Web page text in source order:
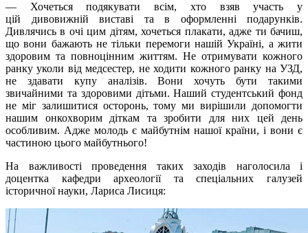
— Хочеться подякувати всім, хто взяв участь у
цій дивовижній виставі та в оформленні подарунків.
Дивлячись в очі цим дітям, хочеться плакати, адже ти бачиш,
що вони бажають не тільки перемоги нашій Україні, а жити
здоровим та повноцінним життям. Не отримувати кожного
ранку уколи від медсестер, не ходити кожного ранку на УЗД,
не здавати купу аналізів. Вони хочуть бути такими
звичайними та здоровими дітьми. Наший студентський фонд
не міг залишитися осторонь, тому ми вирішили допомогти
нашим онкохворим діткам та зробити для них цей день
особливим. Адже молодь є майбутнім нашої країни, і вони є
частиною цього майбутнього!
На важливості проведення таких заходів наголосила і
доцентка кафедри археології та спеціальних галузей
історичної науки, Лариса Лисиця: